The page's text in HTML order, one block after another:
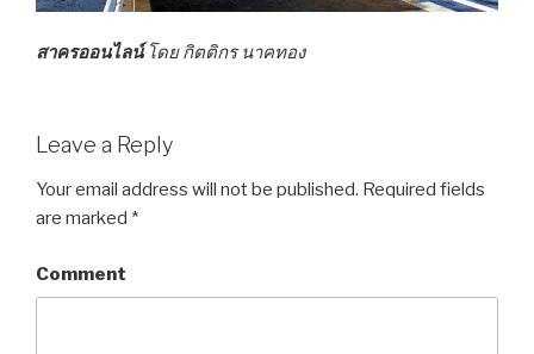
สาครออนไลน์ โดย กิตติกร นาคทอง
Leave a Reply
Your email address will not be published. Required fields
are marked *
Comment